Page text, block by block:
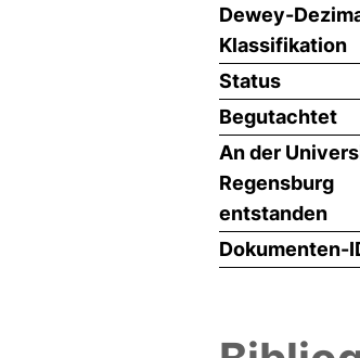
Dewey-
Klassifikation
Status
Begutachtet
An der
Regensburg
entstanden
Dokumenten-